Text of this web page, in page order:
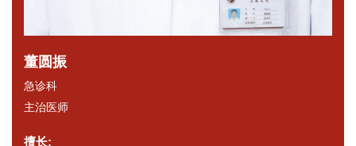
董圆振
急诊科
主治医师
擅长: